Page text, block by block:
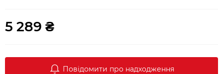
5 289 ₴
Повідомити про надходження